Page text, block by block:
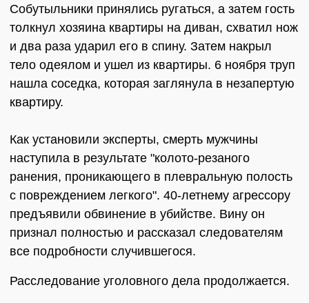
Собутыльники принялись ругаться, а затем гость
толкнул хозяина квартиры на диван, схватил нож
и два раза ударил его в спину. Затем накрыл
тело одеялом и ушел из квартиры. 6 ноября труп
нашла соседка, которая заглянула в незапертую
квартиру.
Как установили эксперты, смерть мужчины
наступила в результате "колото-резаного
ранения, проникающего в плевральную полость
с повреждением легкого". 40-летнему агрессору
предъявили обвинение в убийстве. Вину он
признал полностью и рассказал следователям
все подробности случившегося.
Расследование уголовного дела продолжается.